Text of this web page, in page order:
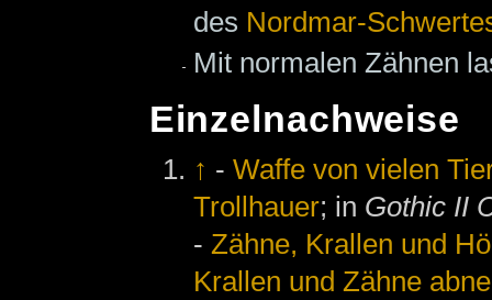
des Nordmar-
Mit normalen Zähnen
Einzelnachweise
↑ -Waffe von vielen
Trollhauer; in Gothic II
-Zähne, Krallen und
Krallen und Zähne